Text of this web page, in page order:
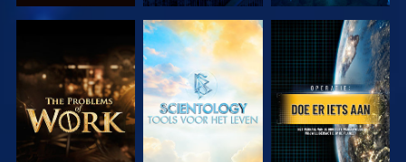
VERKEN DE
SERIE
VERKEN DE
SERIE
KIJK